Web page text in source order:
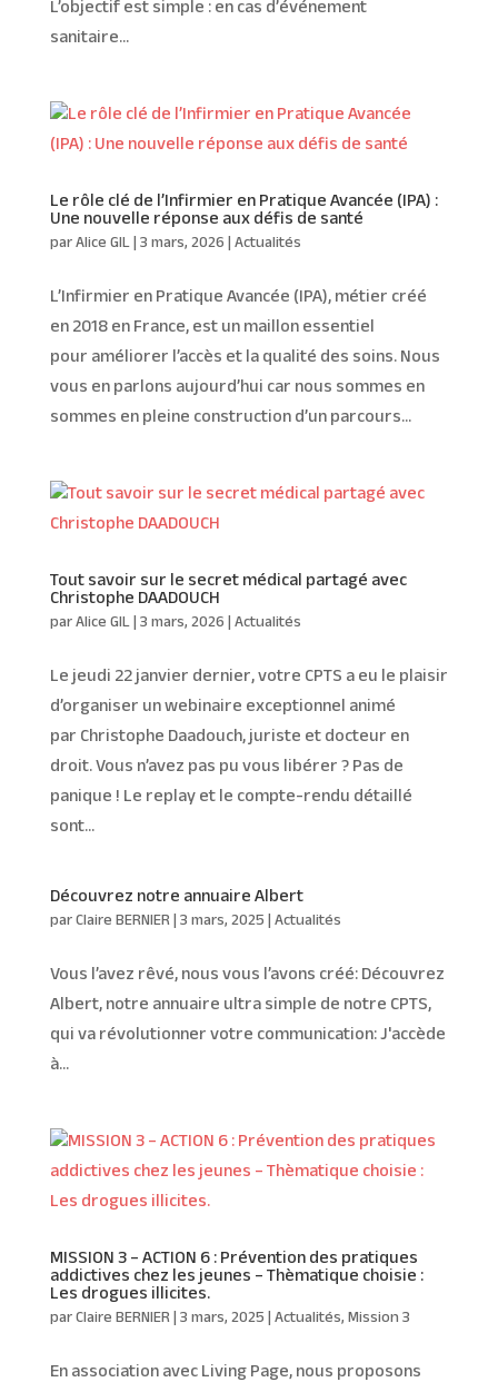
L’objectif est simple : en cas d’événement
sanitaire...
Le rôle clé de l’Infirmier en Pratique Avancée (IPA) :
Une nouvelle réponse aux défis de santé
parAlice GIL|3 mars, 2026|Actualités
L’Infirmier en Pratique Avancée (IPA), métier créé
en 2018 en France, est un maillon essentiel
pour améliorer l’accès et la qualité des soins. Nous
vous en parlons aujourd’hui car nous sommes en
sommes en pleine construction d’un parcours...
Tout savoir sur le secret médical partagé avec
Christophe DAADOUCH
parAlice GIL|3 mars, 2026|Actualités
Le jeudi 22 janvier dernier, votre CPTS a eu le plaisir
d’organiser un webinaire exceptionnel animé
par Christophe Daadouch, juriste et docteur en
droit. Vous n’avez pas pu vous libérer ? Pas de
panique ! Le replay et le compte-rendu détaillé
sont...
Découvrez notre annuaire Albert
parClaire BERNIER|3 mars, 2025|Actualités
Vous l’avez rêvé, nous vous l’avons créé: Découvrez
Albert, notre annuaire ultra simple de notre CPTS,
qui va révolutionner votre communication: J'accède
à...
MISSION 3 – ACTION 6 : Prévention des pratiques
addictives chez les jeunes – Thèmatique choisie :
Les drogues illicites.
parClaire BERNIER|3 mars, 2025|Actualités,Mission 3
En association avec Living Page, nous proposons